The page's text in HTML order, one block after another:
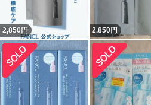
2,850 円 2,850円